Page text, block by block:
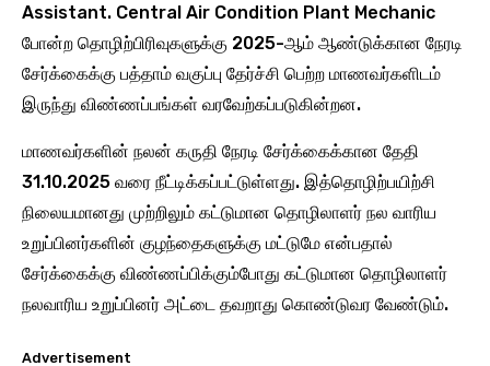
Assistant. Central Air Condition Plant Mechanic
போன்ற தொழிற்பிரிவுகளுக்கு 2025-ஆம் ஆண்டுக்கான நேரடி
சேர்க்கைக்கு பத்தாம் வகுப்பு தேர்ச்சி பெற்ற மாணவர்களிடம்
இருந்து விண்ணப்பங்கள் வரவேற்கப்படுகின்றன.
மாணவர்களின் நலன் கருதி நேரடி சேர்க்கைக்கான தேதி
31.10.2025 வரை நீட்டிக்கப்பட்டுள்ளது. இத்தொழிற்பயிற்சி
நிலையமானது முற்றிலும் கட்டுமான தொழிலாளர் நல வாரிய
உறுப்பினர்களின் குழந்தைகளுக்கு மட்டுமே என்பதால்
சேர்க்கைக்கு விண்ணப்பிக்கும்போது கட்டுமான தொழிலாளர்
நலவாரிய உறுப்பினர் அட்டை தவறாது கொண்டுவர வேண்டும்.
Advertisement